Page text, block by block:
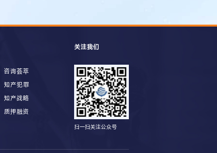
咨询荟萃
知产犯罪
知产战略
质押融资
关注我们
扫一扫关注公众号